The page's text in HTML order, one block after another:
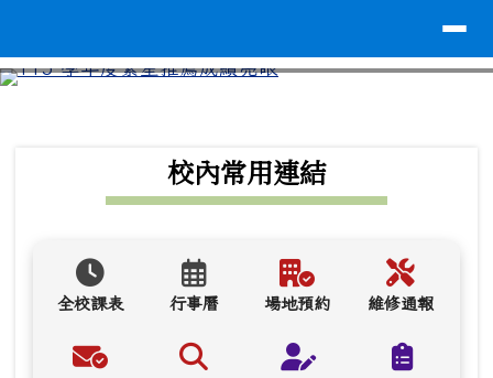
上中區域內容校內常用連結
全校課表 行事曆 場地預約 維修通報